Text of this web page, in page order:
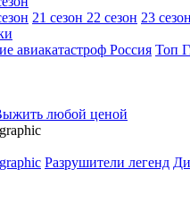
21 сезон 22 сезон 23 сезон
авиакатастроф Россия Топ
любой ценой
Разрушители легенд